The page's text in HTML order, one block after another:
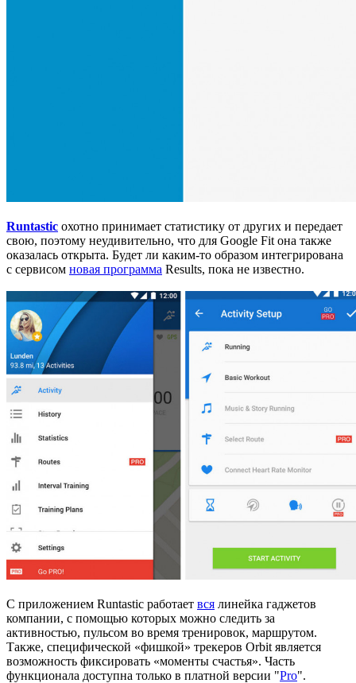
Runtastic охотно принимает статистику от других и передает
свою, поэтому неудивительно, что для Google Fit она также
оказалась открыта. Будет ли каким-то образом интегрирована
с сервисом новая программа Results, пока не известно.
С приложением Runtastic работает вся линейка гаджетов
компании, с помощью которых можно следить за
активностью, пульсом во время тренировок, маршрутом.
Также, специфической «фишкой» трекеров Orbit является
возможность фиксировать «моменты счастья». Часть
функционала доступна только в платной версии "Pro".